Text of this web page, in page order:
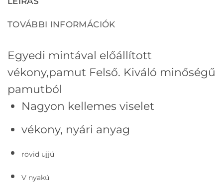
TOVÁBBI INFORMÁCIÓK
Egyedi mintával előállított
vékony,pamut Felső. Kiváló minőségű
pamutból
Nagyon kellemes viselet
vékony, nyári anyag
rövid ujjú
V nyakú